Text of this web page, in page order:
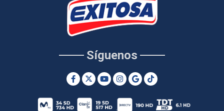
Síguenos